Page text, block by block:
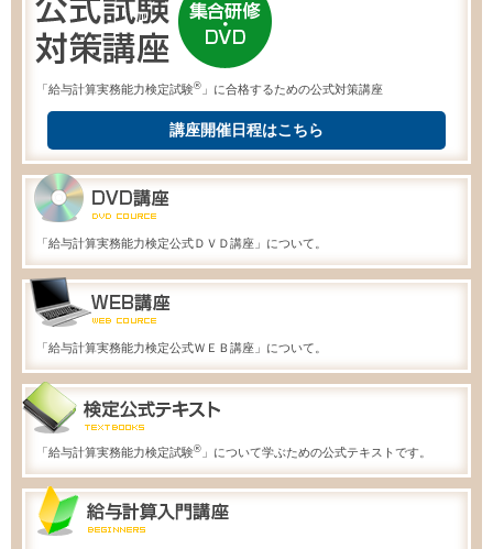
「給与計算実務能力検定試験® 」に合格するための公式対策講座
講座開催日程はこちら
「給与計算実務能力検定公式ＤＶＤ講座」について。
「給与計算実務能力検定公式ＷＥＢ講座」について。
「給与計算実務能力検定試験® 」について学ぶための公式テキストです。